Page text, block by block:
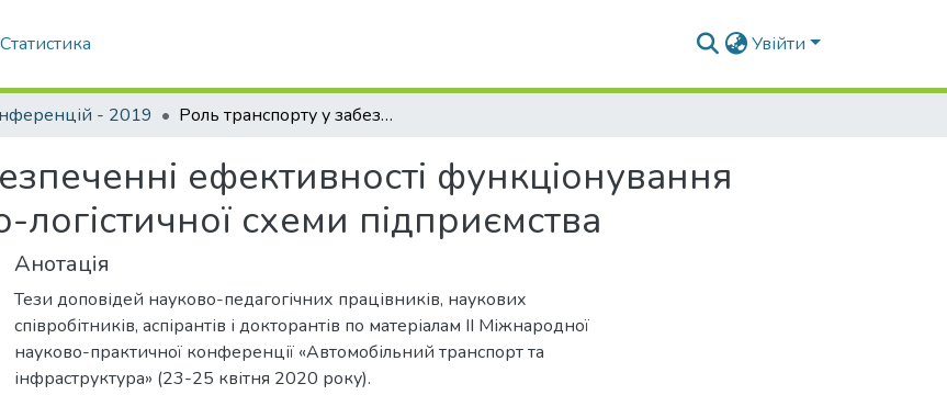
Статистика Увійти
- 2019 Роль транспорту у забезпеченні ефективності функціонування маркетингово-товарно-логістичної схеми підприємства
ефективності функціонування
схеми підприємства
Анотація
Тези доповідей науково-педагогічних працівників, наукових
співробітників, аспірантів і докторантів по матеріалам ІІ Міжнародної
науково-практичної конференції «Автомобільний транспорт та
інфраструктура» (23-25 квітня 2020 року).